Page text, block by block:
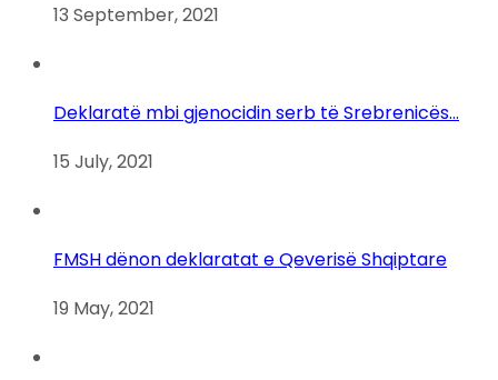
13 September, 2021
Deklaratë mbi gjenocidin serb të Srebrenicës…
15 July, 2021
FMSH dënon deklaratat e Qeverisë Shqiptare
19 May, 2021